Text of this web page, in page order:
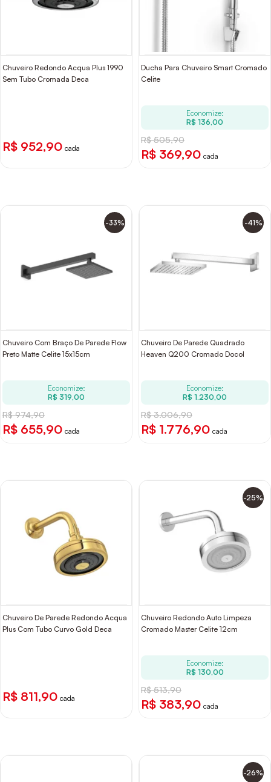
Chuveiro Redondo Acqua Plus 1990
Sem Tubo Cromada Deca
R$ 952,90 cada
Ducha Para Chuveiro Smart Cromado
Celite
Economize:
R$ 136,00
R$ 505,90
R$ 369,90 cada
-33%
Chuveiro Com Braço De Parede Flow
Preto Matte Celite 15x15cm
Economize:
R$ 319,00
R$ 974,90
R$ 655,90 cada
-41%
Chuveiro De Parede Quadrado
Heaven Q200 Cromado Docol
Economize:
R$ 1.230,00
R$ 3.006,90
R$ 1.776,90 cada
Chuveiro De Parede Redondo Acqua
Plus Com Tubo Curvo Gold Deca
R$ 811,90 cada
-25%
Chuveiro Redondo Auto Limpeza
Cromado Master Celite 12cm
Economize:
R$ 130,00
R$ 513,90
R$ 383,90 cada
-26%